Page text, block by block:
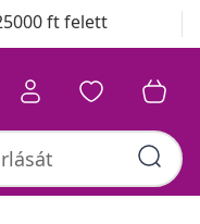
ft felett